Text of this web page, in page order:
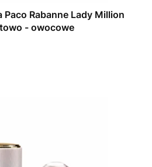
Rabanne Lady Million
- owocowe